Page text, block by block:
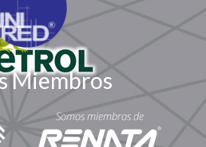
Miembros